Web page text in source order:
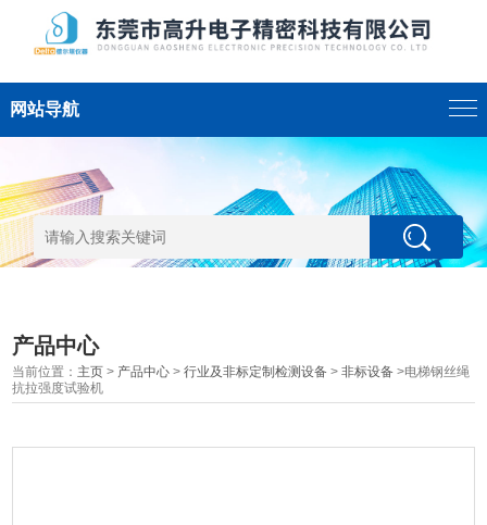
网站导航
产品中心
当前位置： 主页 > 产品中心 >行业及非标定制检测设备 >非标设备 >电梯钢丝绳
抗拉强度试验机